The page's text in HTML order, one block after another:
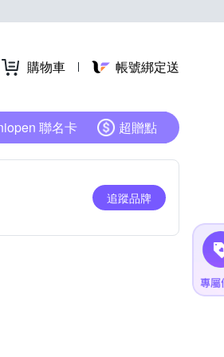
購物車 帳號綁定送
聯名卡 超贈點
追蹤品牌